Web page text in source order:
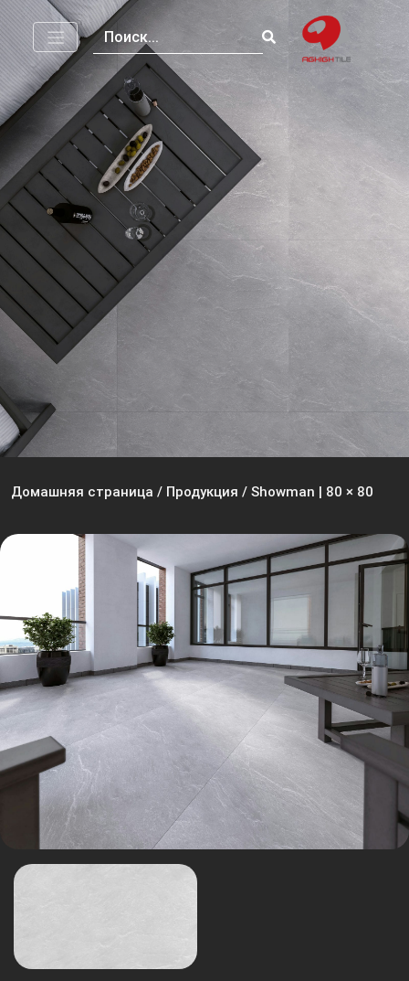
Домашняя страница / Продукция / Showman | 80 × 80